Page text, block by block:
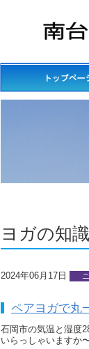
ヨガの知識
2024年06月17日
ペアヨガで丸
石岡市の気温と湿度
いらっしゃいますか